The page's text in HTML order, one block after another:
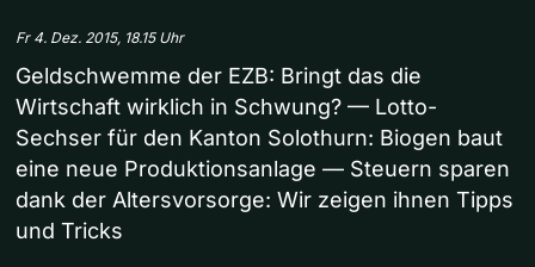
Fr 4. Dez. 2015, 18.15 Uhr
Geldschwemme der EZB: Bringt das die
Wirtschaft wirklich in Schwung? — Lotto-
Sechser für den Kanton Solothurn: Biogen baut
eine neue Produktionsanlage — Steuern sparen
dank der Altersvorsorge: Wir zeigen ihnen Tipps
und Tricks